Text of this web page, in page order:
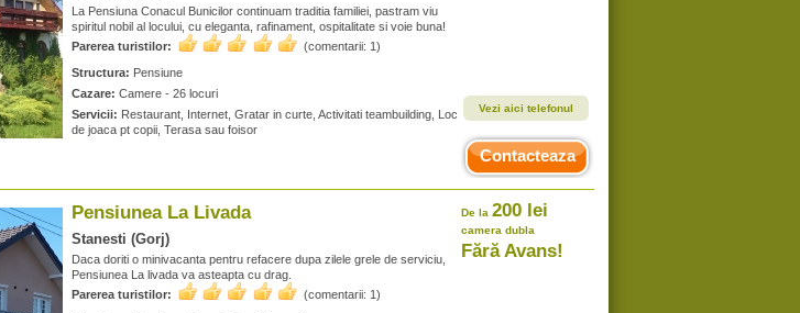
La Pensiuna Conacul Bunicilor continuam traditia familiei, pastram viu
spiritul nobil al locului, cu eleganta, rafinament, ospitalitate si voie buna!
Parerea turistilor:
(comentarii: 1)
Structura: Pensiune
Cazare: Camere - 26 locuri
Servicii: Restaurant, Internet, Gratar in curte, Activitati teambuilding, Loc
de joaca pt copii, Terasa sau foisor
Vezi aici telefonul
Contacteaza
Pensiunea La Livada
Stanesti (Gorj)
Daca doriti o minivacanta pentru refacere dupa zilele grele de serviciu,
Pensiunea La livada va asteapta cu drag.
Parerea turistilor:
(comentarii: 1)
De la 200 lei
camera dubla
Fără Avans!